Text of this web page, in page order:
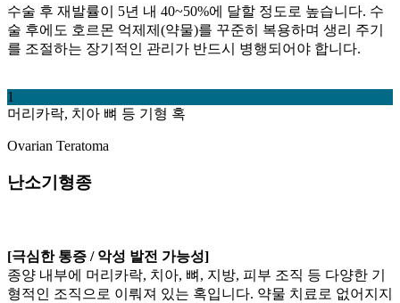
수술 후 재발률이 5년 내 40~50%에 달할 정도로 높습니다. 수
술 후에도 호르몬 억제제(약물)를 꾸준히 복용하며 생리 주기
를 조절하는 장기적인 관리가 반드시 병행되어야 합니다.
1
머리카락, 치아 뼈 등 기형 혹
Ovarian Teratoma
난소기형종
[극심한 통증 / 악성 발전 가능성]
종양 내부에 머리카락, 치아, 뼈, 지방, 피부 조직 등 다양한 기
형적인 조직으로 이뤄져 있는 혹입니다. 약물 치료로 없어지지